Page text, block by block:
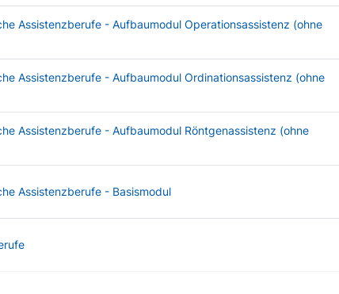
Assistenzberufe - Aufbaumodul Operationsassistenz (ohne
Assistenzberufe - Aufbaumodul Ordinationsassistenz (ohne
Assistenzberufe - Aufbaumodul Röntgenassistenz (ohne
Assistenzberufe - Basismodul